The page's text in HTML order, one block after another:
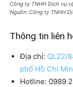
Công ty TNHH Dịch vụ
Nguồn: Công ty TNHH
Thông tin liên
Địa chỉ: QL22/
phố Hồ Chí
Hotline: 0989